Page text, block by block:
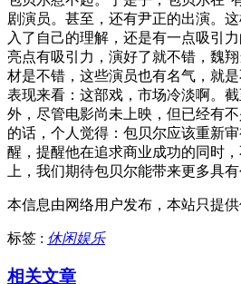
剧演员。甚至，还有尹正的出演。
入了自己的理解，还是有一点吸引
亮点有吸引力，演好了就不错，魏
材是不错，这些演员也有名气，就
表现来看：这部戏，市场冷淡啊。
外，尽管电影尚未上映，但已经有
的话，个人觉得：包贝尔应该重新
醒，提醒他在追求商业成功的同时
上，我们期待包贝尔能带来更多具
本信息由网络用户发布， 本站只提
标签 : 休闲娱乐
相关文章